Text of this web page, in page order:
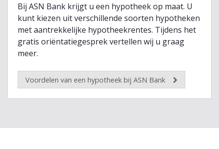
Bij ASN Bank krijgt u een hypotheek op maat. U
kunt kiezen uit verschillende soorten hypotheken
met aantrekkelijke hypotheekrentes. Tijdens het
gratis oriëntatiegesprek vertellen wij u graag
meer.
Voordelen van een hypotheek bij ASN Bank